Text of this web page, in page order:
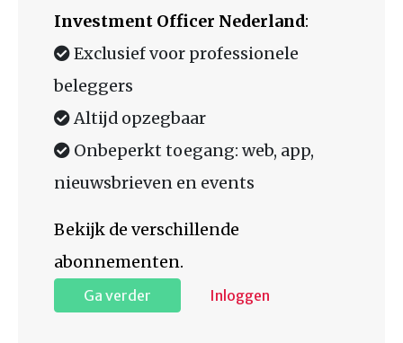
Investment Officer Nederland:
Exclusief voor professionele
beleggers
Altijd opzegbaar
Onbeperkt toegang: web, app,
nieuwsbrieven en events
Bekijk de verschillende
abonnementen.
Ga verder Inloggen